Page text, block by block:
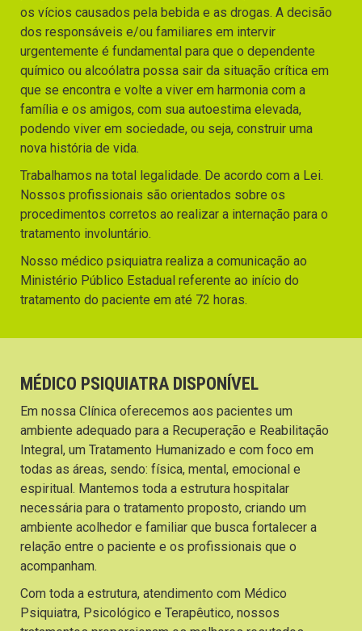
os vícios causados pela bebida e as drogas. A decisão
dos responsáveis e/ou familiares em intervir
urgentemente é fundamental para que o dependente
químico ou alcoólatra possa sair da situação crítica em
que se encontra e volte a viver em harmonia com a
família e os amigos, com sua autoestima elevada,
podendo viver em sociedade, ou seja, construir uma
nova história de vida.
Trabalhamos na total legalidade. De acordo com a Lei.
Nossos profissionais são orientados sobre os
procedimentos corretos ao realizar a internação para o
tratamento involuntário.
Nosso médico psiquiatra realiza a comunicação ao
Ministério Público Estadual referente ao início do
tratamento do paciente em até 72 horas.
MÉDICO PSIQUIATRA DISPONÍVEL
Em nossa Clínica oferecemos aos pacientes um
ambiente adequado para a Recuperação e Reabilitação
Integral, um Tratamento Humanizado e com foco em
todas as áreas, sendo: física, mental, emocional e
espiritual. Mantemos toda a estrutura hospitalar
necessária para o tratamento proposto, criando um
ambiente acolhedor e familiar que busca fortalecer a
relação entre o paciente e os profissionais que o
acompanham.
Com toda a estrutura, atendimento com Médico
Psiquiatra, Psicológico e Terapêutico, nossos